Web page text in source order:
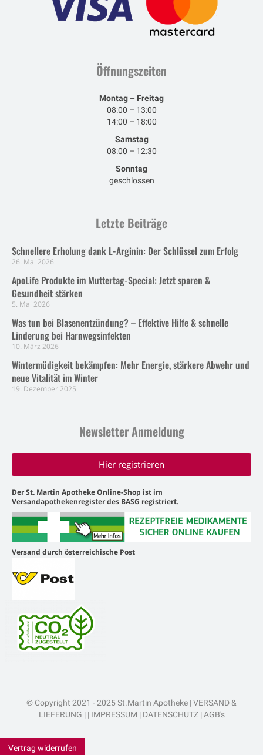
Öffnungszeiten
Montag – Freitag
08:00 – 13:00
14:00 – 18:00
Samstag
08:00 – 12:30
Sonntag
geschlossen
Letzte Beiträge
Schnellere Erholung dank L-Arginin: Der Schlüssel zum Erfolg
26. Mai 2026
ApoLife Produkte im Muttertag-Special: Jetzt sparen &
Gesundheit stärken
5. Mai 2026
Was tun bei Blasenentzündung? – Effektive Hilfe & schnelle
Linderung bei Harnwegsinfekten
10. März 2026
Wintermüdigkeit bekämpfen: Mehr Energie, stärkere Abwehr und
neue Vitalität im Winter
19. Dezember 2025
Newsletter Anmeldung
Hier registrieren
Der St. Martin Apotheke Online-Shop ist im
Versandapothekenregister des BASG registriert.
Versand durch österreichische Post
© Copyright 2021 - 2025 St.Martin Apotheke |VERSAND &
LIEFERUNG | | IMPRESSUM |DATENSCHUTZ|AGB's
Vertrag widerrufen